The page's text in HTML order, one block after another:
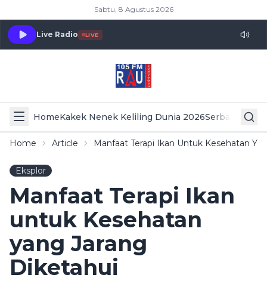
Sabtu, 8 Agustus 2026
Live Radio LIVE
HomeKakek Nenek Keliling Dunia 2026Serba Serbi
Home Article Manfaat Terapi Ikan Untuk Kesehatan
Eksplor
Manfaat Terapi Ikan
untuk Kesehatan
yang Jarang
Diketahui